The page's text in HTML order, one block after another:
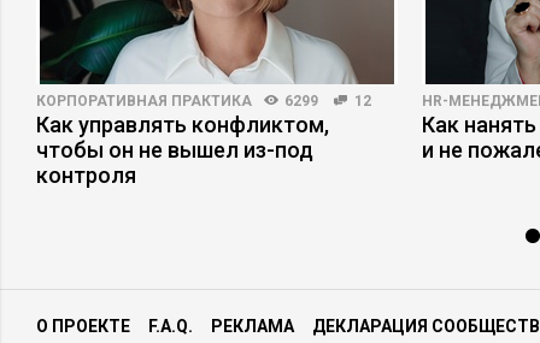
КОРПОРАТИВНАЯ ПРАКТИКА 6299 12
Как управлять конфликтом,
чтобы он не вышел из-под
контроля
HR-
Как
и не
О ПРОЕКТЕ F.A.Q. РЕКЛАМА ДЕКЛАРАЦИЯ